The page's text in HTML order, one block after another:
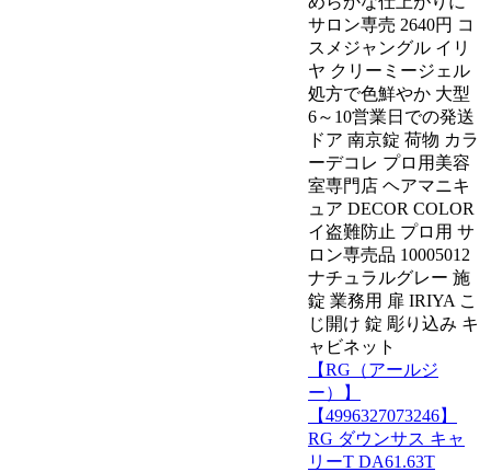
サロン専売 2640円 コ
スメジャングル イリ
ヤ クリーミージェル
処方で色鮮やか 大型
6～10営業日での発送
ドア 南京錠 荷物 カラ
ーデコレ プロ用美容
室専門店 ヘアマニキ
ュア DECOR COLOR
イ盗難防止 プロ用 サ
ロン専売品 10005012
ナチュラルグレー 施
錠 業務用 扉 IRIYA こ
じ開け 錠 彫り込み キ
ャビネット
【RG（アールジ
ー）】
【4996327073246】
RG ダウンサス キャ
リーT DA61.63T